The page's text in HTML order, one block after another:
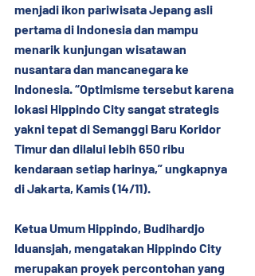
menjadi ikon pariwisata Jepang asli
pertama di Indonesia dan mampu
menarik kunjungan wisatawan
nusantara dan mancanegara ke
Indonesia. “Optimisme tersebut karena
lokasi Hippindo City sangat strategis
yakni tepat di Semanggi Baru Koridor
Timur dan dilalui lebih 650 ribu
kendaraan setiap harinya,” ungkapnya
di Jakarta, Kamis (14/11).
Ketua Umum Hippindo, Budihardjo
Iduansjah, mengatakan Hippindo City
merupakan proyek percontohan yang